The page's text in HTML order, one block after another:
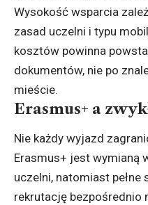
Wysokość wsparcia
zasad uczelni i typu
kosztów powinna
dokumentów, nie po
mieście.
Erasmus+ a
Nie każdy wyjazd
Erasmus+ jest wymianą
uczelni, natomiast
rekrutację bezpośrednio